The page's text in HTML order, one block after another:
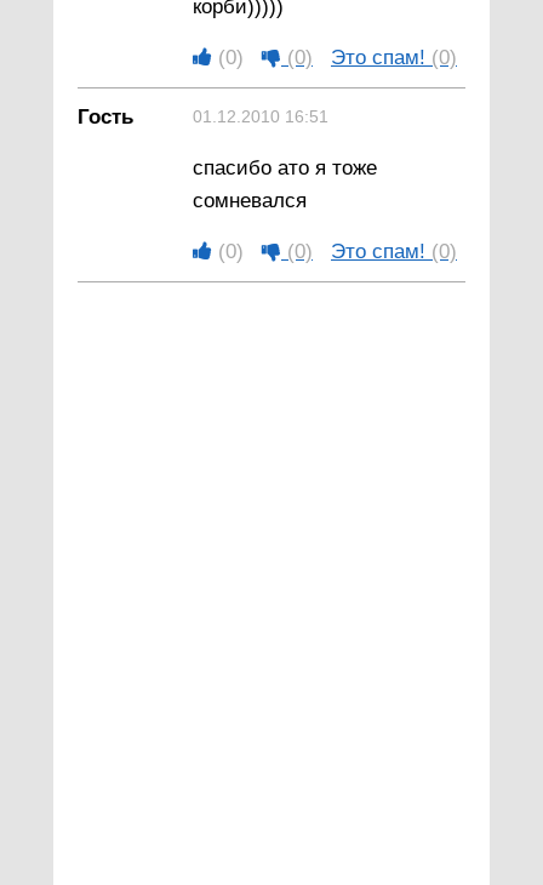
корби)))))
(0) (0) Это спам! (0)
Гость 01.12.2010 16:51
спасибо ато я тоже
сомневался
(0) (0) Это спам! (0)